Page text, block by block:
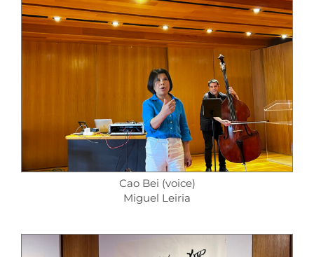
Cao Bei (voice)
Miguel Leiria